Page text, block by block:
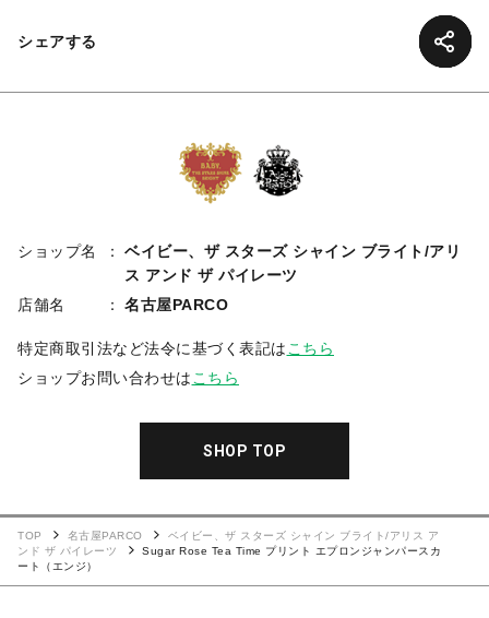
シェアする
ショップ名
ベイビー、ザ スターズ シャイン ブライト/アリ
ス アンド ザ パイレーツ
店舗名
名古屋PARCO
特定商取引法など法令に基づく表記は こちら
ショップお問い合わせは こちら
SHOP TOP
TOP 名古屋PARCO
ベイビー、ザ スターズ シャイン ブライト/アリス ア
ンド ザ パイレーツ
Sugar Rose Tea Time プリント エプロンジャンパースカ
ート（エンジ）